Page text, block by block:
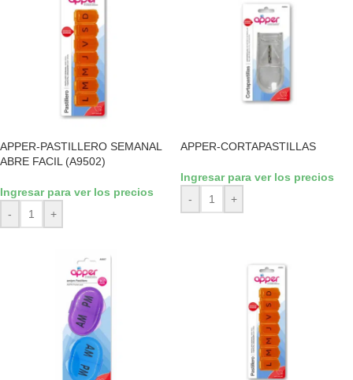
APPER-PASTILLERO SEMANAL
ABRE FACIL (A9502)
Ingresar para ver los precios
-
+
APPER-CORTAPASTILLAS
Ingresar para ver los precios
-
+